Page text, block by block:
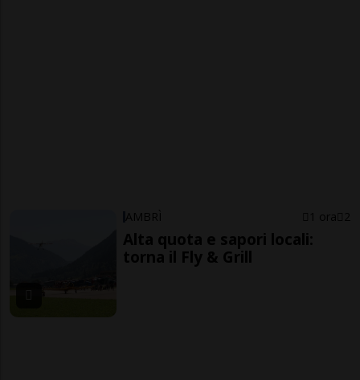
AMBRÌ 1 ora 2
Alta quota e sapori locali:
torna il Fly & Grill